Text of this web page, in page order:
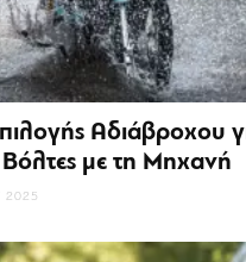
Αδιάβροχου
Βόλτες με τη Μηχανή